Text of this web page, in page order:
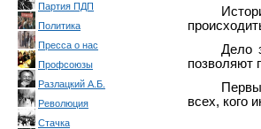
Партия ПДП
Политика
Пресса о нас
Профсоюзы
Разлацкий А.Б.
Революция
Стачка
Дело
позволяют
всех, кого